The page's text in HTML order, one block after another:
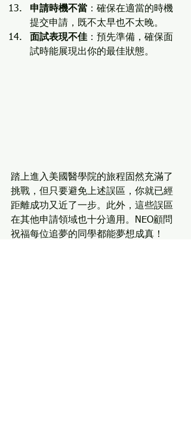
申請時機不當 ：確保在適當的時機
提交申請，既不太早也不太晚。
面試表現不佳 ：預先準備，確保面
試時能展現出你的最佳狀態。
踏上進入美國醫學院的旅程固然充滿了
挑戰，但只要避免上述誤區，你就已經
距離成功又近了一步。此外，這些誤區
在其他申請領域也十分適用。NEO顧問
祝福每位追夢的同學都能夢想成真！